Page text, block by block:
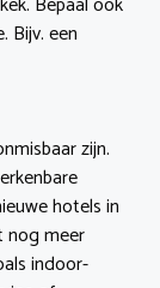
Bijv. een
zijn.
hotels in
nog meer
indoor-